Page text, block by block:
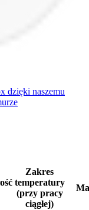
dzięki naszemu
Zakres
temperatury
(przy pracy
ciągłej)